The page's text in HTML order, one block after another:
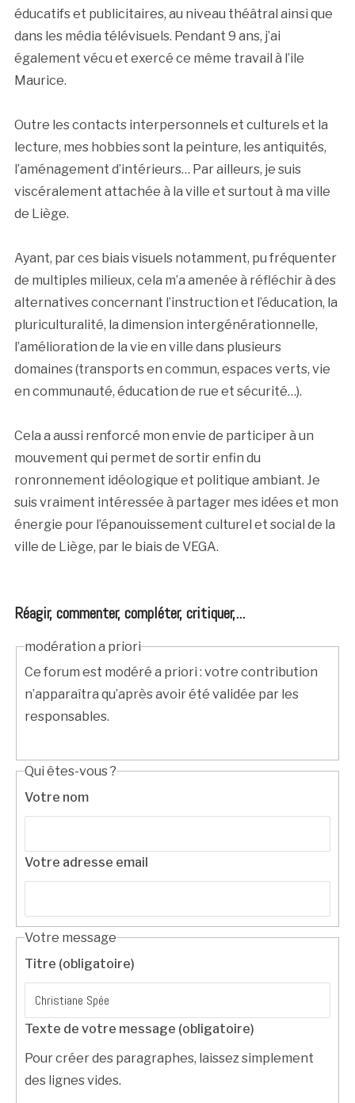
éducatifs et publicitaires, au niveau théâtral ainsi que
dans les média télévisuels. Pendant 9 ans, j’ai
également vécu et exercé ce même travail à l’ile
Maurice.
Outre les contacts interpersonnels et culturels et la
lecture, mes hobbies sont la peinture, les antiquités,
l’aménagement d’intérieurs… Par ailleurs, je suis
viscéralement attachée à la ville et surtout à ma ville
de Liège.
Ayant, par ces biais visuels notamment, pu fréquenter
de multiples milieux, cela m’a amenée à réfléchir à des
alternatives concernant l’instruction et l’éducation, la
pluriculturalité, la dimension intergénérationnelle,
l’amélioration de la vie en ville dans plusieurs
domaines (transports en commun, espaces verts, vie
en communauté, éducation de rue et sécurité…).
Cela a aussi renforcé mon envie de participer à un
mouvement qui permet de sortir enfin du
ronronnement idéologique et politique ambiant. Je
suis vraiment intéressée à partager mes idées et mon
énergie pour l’épanouissement culturel et social de la
ville de Liège, par le biais de VEGA.
Réagir, commenter, compléter, critiquer,...
modération a priori
Ce forum est modéré a priori : votre contribution
n’apparaîtra qu’après avoir été validée par les
responsables.
Qui êtes-vous ?
Votre nom
Votre adresse email
Votre message
Titre (obligatoire)
Texte de votre message (obligatoire)
Pour créer des paragraphes, laissez simplement
des lignes vides.